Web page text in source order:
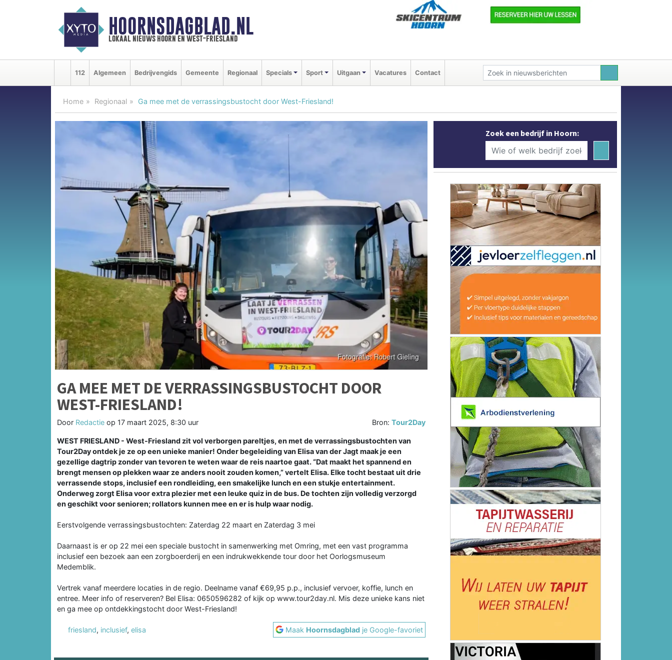
HOORNSDAGBLAD.NL
lokaal nieuws hoorn en west-friesland
112 Algemeen Bedrijvengids Gemeente Regionaal Specials Sport Uitgaan Vacatures Contact
Home Regionaal Ga mee met de verrassingsbustocht door West-Friesland!
GA MEE MET DE VERRASSINGSBUSTOCHT DOOR
WEST-FRIESLAND!
Door Redactie op 17 maart 2025, 8:30 uur Bron:Tour2Day
WEST FRIESLAND - West-Friesland zit vol verborgen pareltjes, en met de verrassingsbustochten van
Tour2Day ontdek je ze op een unieke manier! Onder begeleiding van Elisa van der Jagt maak je een
gezellige dagtrip zonder van tevoren te weten waar de reis naartoe gaat. “Dat maakt het spannend en
brengt mensen op plekken waar ze anders nooit zouden komen,” vertelt Elisa. Elke tocht bestaat uit drie
verrassende stops, inclusief een rondleiding, een smakelijke lunch en een stukje entertainment.
Onderweg zorgt Elisa voor extra plezier met een leuke quiz in de bus. De tochten zijn volledig verzorgd
en geschikt voor senioren; rollators kunnen mee en er is hulp waar nodig.
Eerstvolgende verrassingsbustochten: Zaterdag 22 maart en Zaterdag 3 mei
Daarnaast is er op 22 mei een speciale bustocht in samenwerking met Omring, met een vast programma
inclusief een bezoek aan een zorgboerderij en een indrukwekkende tour door het Oorlogsmuseum
Medemblik.
Vertrek vanaf meerdere locaties in de regio. Deelname vanaf €69,95 p.p., inclusief vervoer, koffie, lunch en
entree. Meer info of reserveren? Bel Elisa: 0650596282 of kijk op www.tour2day.nl. Mis deze unieke kans niet
en ga mee op ontdekkingstocht door West-Friesland!
friesland, inclusief, elisa Maak Hoornsdagblad je Google-favoriet
Zoek een bedrijf in Hoorn: